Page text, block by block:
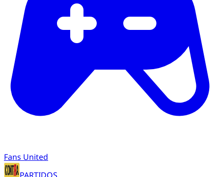
Fans United